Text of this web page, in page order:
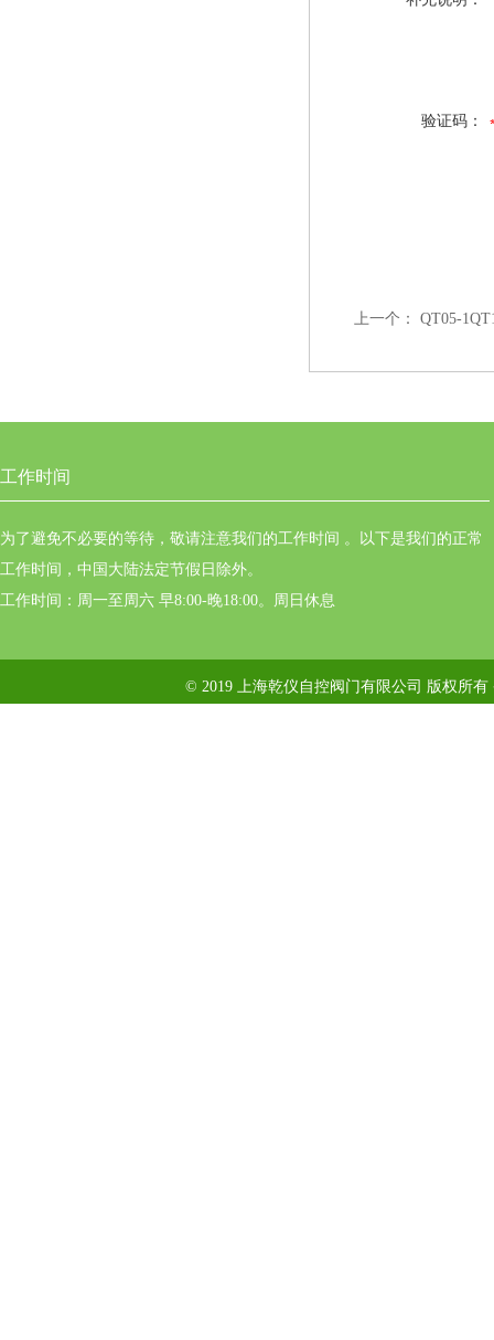
验证码：
上一个： QT05-
工作时间
为了避免不必要的等待，敬请注意我们的工作时间 。以下是我们的正常
工作时间，中国大陆法定节假日除外。
工作时间：周一至周六 早8:00-晚18:00。周日休息
© 2019 上海乾仪自控阀门有限公司 版权所有